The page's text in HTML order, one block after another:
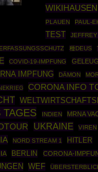
WIKIHAUSEN
PLAUEN PAUL-
TEST
種DEUS
COVID-19-IMPFUNG
IMPFUNG DÄMON
CORONA INFO
TAGES INDIEN MRNA
UKRAINE VIREN
NORD STREAM 1 HITLER
BERLIN CORONA-
WEF